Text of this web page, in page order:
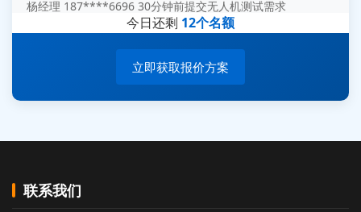
周总 136****0539 35分钟前提交机器人测试需求
今日还剩 12个名额
立即获取报价方案
联系我们